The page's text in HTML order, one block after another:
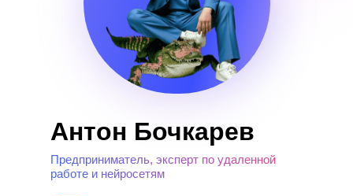
Предприниматель, эксперт по удаленной
работе и нейросетям
Антон Бочкарев